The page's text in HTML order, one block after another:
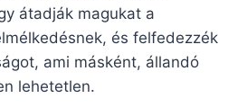
átadják magukat a
és felfedezzék
ami másként, állandó
lehetetlen.